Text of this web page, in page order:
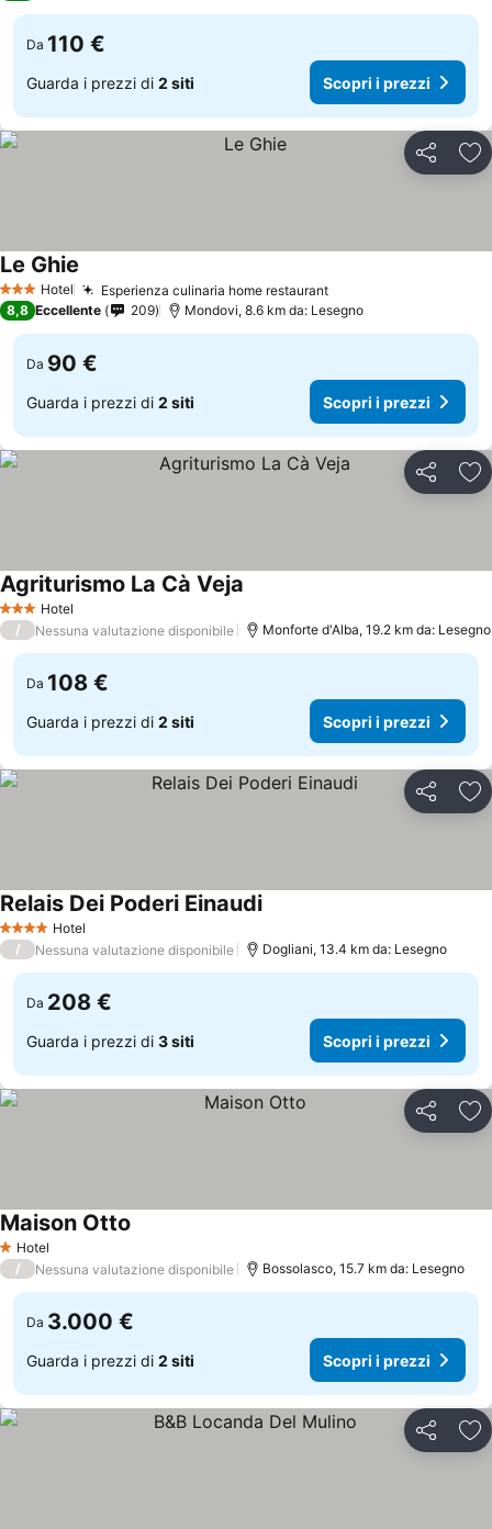
Da 110 €
Guarda i prezzi di 2 siti Scopri i prezzi
Condividi
3 StelleHotel Esperienza culinaria home restaurant
Le Ghie
8,8 Eccellente 209 Mondovi, 8.6 km da: Lesegno
Da 90 €
Guarda i prezzi di 2 siti Scopri i prezzi
Condividi
3 StelleHotel
Agriturismo La Cà Veja
/ Nessuna valutazione disponibile Monforte d'Alba, 19.2 km da: Lesegno
Da 108 €
Guarda i prezzi di 2 siti Scopri i prezzi
Condividi
4 Stelle Hotel
Relais Dei Poderi Einaudi
/ Nessuna valutazione disponibile Dogliani, 13.4 km da: Lesegno
Da 208 €
Guarda i prezzi di 3 siti Scopri i prezzi
Condividi
1 Stelle
Hotel
Maison Otto
/ Nessuna valutazione disponibile Bossolasco, 15.7 km da: Lesegno
Da 3.000 €
Guarda i prezzi di 2 siti Scopri i prezzi
Condividi